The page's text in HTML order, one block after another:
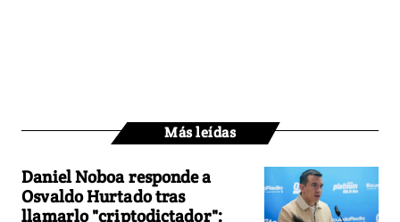
Más leídas
Daniel Noboa responde a
Osvaldo Hurtado tras
llamarlo "criptodictador":